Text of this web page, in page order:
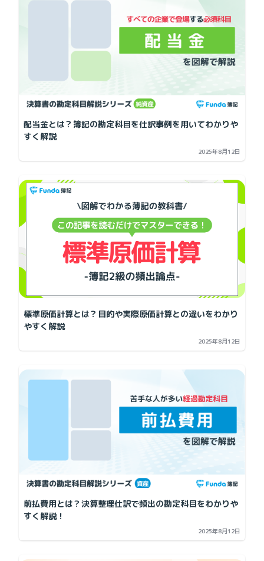
配当金とは？簿記の勘定科目を仕訳事例を用いてわかりや
すく解説
2025年8月12日
標準原価計算とは？目的や実際原価計算との違いをわかり
やすく解説
2025年8月12日
前払費用とは？決算整理仕訳で頻出の勘定科目をわかりや
すく解説！
2025年8月12日